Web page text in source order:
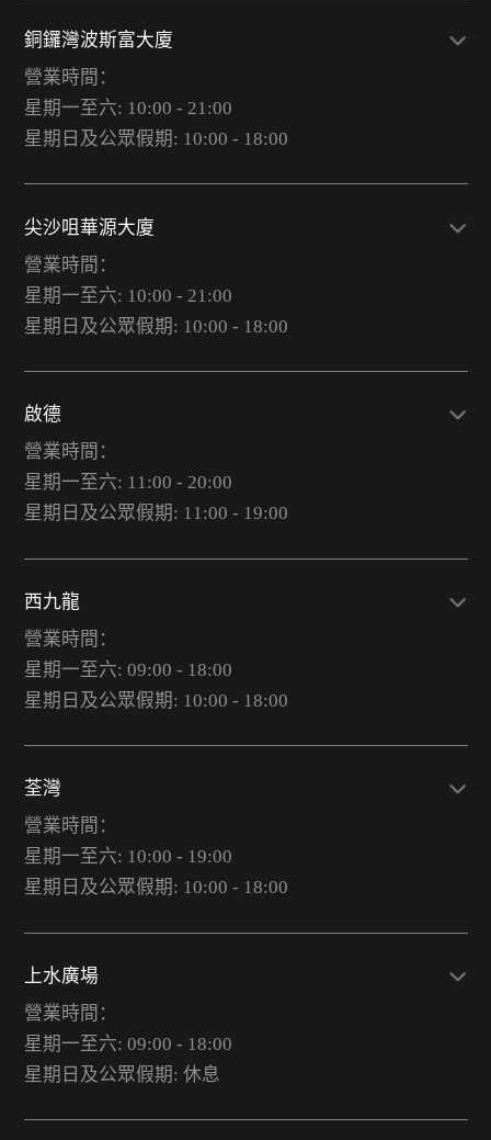
銅鑼灣波斯富大廈
營業時間：
星期一至六: 10:00 - 21:00
星期日及公眾假期: 10:00 - 18:00
尖沙咀華源大廈
營業時間：
星期一至六: 10:00 - 21:00
星期日及公眾假期: 10:00 - 18:00
啟德
營業時間：
星期一至六: 11:00 - 20:00
星期日及公眾假期: 11:00 - 19:00
西九龍
營業時間：
星期一至六: 09:00 - 18:00
星期日及公眾假期: 10:00 - 18:00
荃灣
營業時間：
星期一至六: 10:00 - 19:00
星期日及公眾假期: 10:00 - 18:00
上水廣場
營業時間：
星期一至六: 09:00 - 18:00
星期日及公眾假期: 休息